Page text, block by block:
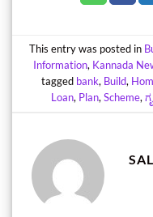
This entry was posted in
Information, Kannada
tagged bank, Build,
Loan, Plan, Scheme,